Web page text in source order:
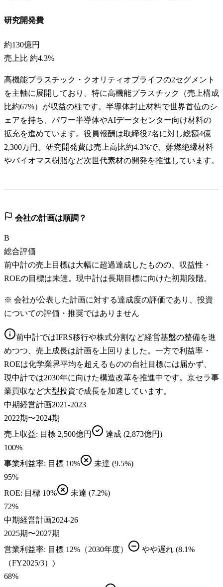
研究開発費
約130億円
売上比 約4.3%
高機能プラスチック・クオリティオブライフの2セグメント
を主軸に展開しており、特に高機能プラスチック（売上構成
比約67%）が収益の柱です。半導体封止材料で世界首位のシ
ェアを持ち、パワー半導体やAIデータセンター向け材料の
拡充を進めています。役員報酬は取締役7名に対し総額4億
2,300万円。研究開発費は売上高比約4.3%で、難燃絶縁材料
やバイオマス樹脂など次世代素材の開発を推進しています。
会社の計画は順調？
B
総合評価
前中計の売上目標は大幅に超過達成したものの、収益性・
ROEの目標は未達。現中計は長期目標に向けた初期段階。
※ 会社が公表した計画に対する達成度の評価であり、投資
についての評価・推奨ではありません
前中計ではIFRS移行や株式分割など経営基盤の整備を進
めつつ、売上成長は計画を上回りました。一方で利益率・
ROEは化学業界平均を超えるものの自社目標には届かず、
現中計では2030年に向けた構造改革を推進中です。京セラ事
業買収など大型投資で成長を加速しています。
中期経営計画2021-2023
2022期〜2024期
売上収益: 目標 2,500億円 達成 (2,873億円)
100%
事業利益率: 目標 10% 未達 (9.5%)
95%
ROE: 目標 10% 未達 (7.2%)
72%
中期経営計画2024-26
2025期〜2027期
営業利益率: 目標 12%（2030年度） やや遅れ (8.1%
（FY2025/3）)
68%